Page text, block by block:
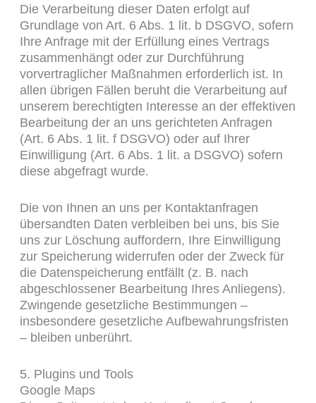
Die Verarbeitung dieser Daten erfolgt auf
Grundlage von Art. 6 Abs. 1 lit. b DSGVO, sofern
Ihre Anfrage mit der Erfüllung eines Vertrags
zusammenhängt oder zur Durchführung
vorvertraglicher Maßnahmen erforderlich ist. In
allen übrigen Fällen beruht die Verarbeitung auf
unserem berechtigten Interesse an der effektiven
Bearbeitung der an uns gerichteten Anfragen
(Art. 6 Abs. 1 lit. f DSGVO) oder auf Ihrer
Einwilligung (Art. 6 Abs. 1 lit. a DSGVO) sofern
diese abgefragt wurde.
Die von Ihnen an uns per Kontaktanfragen
übersandten Daten verbleiben bei uns, bis Sie
uns zur Löschung auffordern, Ihre Einwilligung
zur Speicherung widerrufen oder der Zweck für
die Datenspeicherung entfällt (z. B. nach
abgeschlossener Bearbeitung Ihres Anliegens).
Zwingende gesetzliche Bestimmungen –
insbesondere gesetzliche Aufbewahrungsfristen
– bleiben unberührt.
5. Plugins und Tools
Google Maps